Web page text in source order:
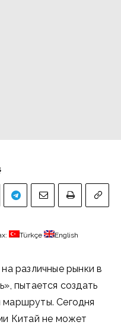
Türkçe English
различные рынки в
пытается создать
маршруты. Сегодня
Китай не может